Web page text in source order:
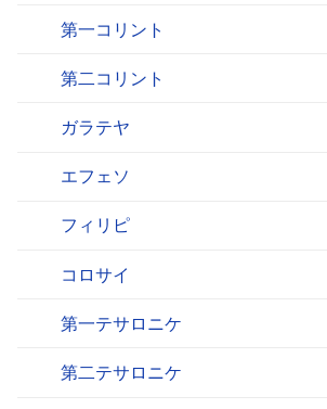
第一コリント
第二コリント
ガラテヤ
エフェソ
フィリピ
コロサイ
第一テサロニケ
第二テサロニケ